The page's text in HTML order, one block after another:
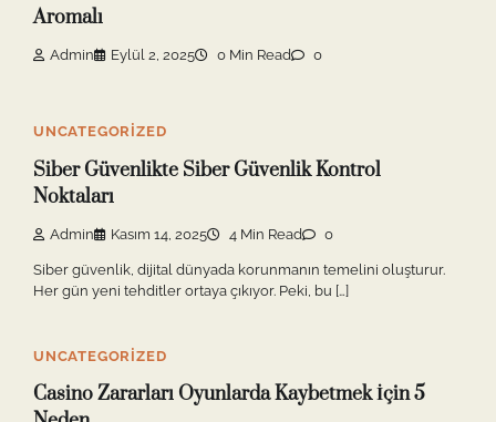
Aromalı
Admin Eylül 2, 2025 0 Min Read 0
UNCATEGORIZED
Siber Güvenlikte Siber Güvenlik Kontrol
Noktaları
Admin Kasım 14, 2025 4 Min Read 0
Siber güvenlik, dijital dünyada korunmanın temelini oluşturur.
Her gün yeni tehditler ortaya çıkıyor. Peki, bu […]
UNCATEGORIZED
Casino Zararları Oyunlarda Kaybetmek İçin 5